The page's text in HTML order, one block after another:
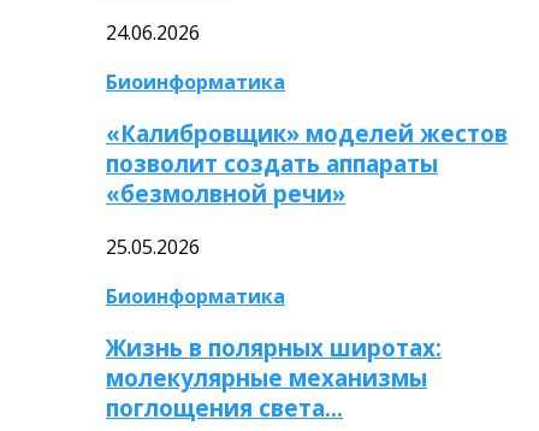
24.06.2026
Биоинформатика
«Калибровщик» моделей жестов
позволит создать аппараты
«безмолвной речи»
25.05.2026
Биоинформатика
Жизнь в полярных широтах:
молекулярные механизмы
поглощения света…